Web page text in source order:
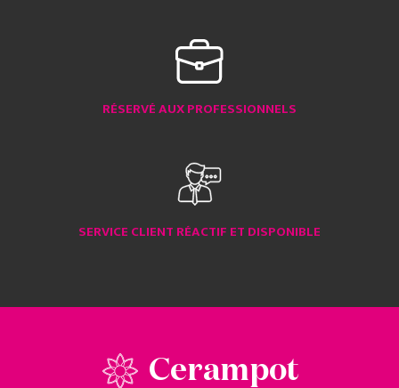
RÉSERVÉ AUX PROFESSIONNELS
SERVICE CLIENT RÉACTIF ET DISPONIBLE
Cerampot